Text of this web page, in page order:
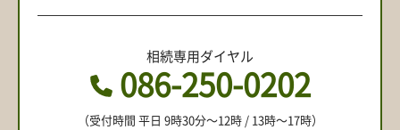
相続専用ダイヤル
086-250-0202
（受付時間 平日 9時30分〜12時 / 13時〜17時）